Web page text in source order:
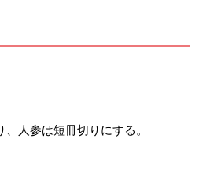
、人参は短冊切りにする。